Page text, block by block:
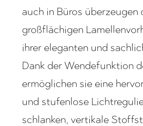
auch in Büros überzeugen
großflächigen
ihrer eleganten und
Dank der Wendefunktion
ermöglichen sie eine
und stufenlose
schlanken, vertikale